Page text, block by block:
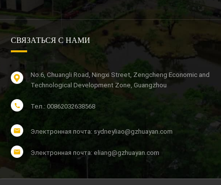
СВЯЗАТЬСЯ С НАМИ
No.6, Chuangli Road, Ningxi Street, Zengcheng Economic and
Technological Development Zone, Guangzhou
Тел.: 00862032638568
Электронная почта: sydneyliao@gzhuayan.com
Электронная почта: eliang@gzhuayan.com